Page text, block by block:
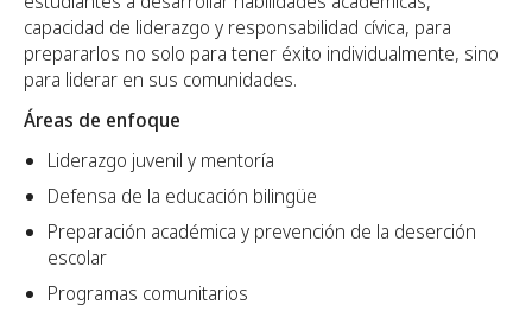
capacidad de liderazgo y responsabilidad cívica, para
prepararlos no solo para tener éxito individualmente, sino
para liderar en sus comunidades.
Áreas de enfoque
Liderazgo juvenil y mentoría
Defensa de la educación bilingüe
Preparación académica y prevención de la deserción
escolar
Programas comunitarios